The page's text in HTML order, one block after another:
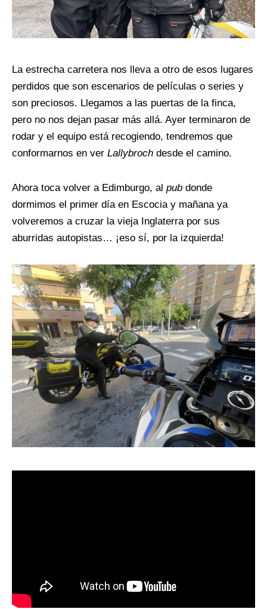
La estrecha carretera nos lleva a otro de esos lugares
perdidos que son escenarios de películas o series y
son preciosos. Llegamos a las puertas de la finca,
pero no nos dejan pasar más allá. Ayer terminaron de
rodar y el equipo está recogiendo, tendremos que
conformarnos en ver Lallybroch desde el camino.
Ahora toca volver a Edimburgo, al pub donde
dormimos el primer día en Escocia y mañana ya
volveremos a cruzar la vieja Inglaterra por sus
aburridas autopistas… ¡eso sí, por la izquierda!